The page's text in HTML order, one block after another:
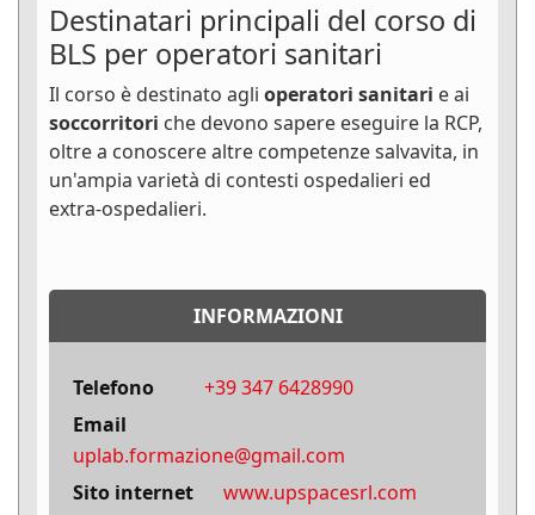
Destinatari principali del corso di
BLS per operatori sanitari
Il corso è destinato agli operatori sanitari e ai
soccorritori che devono sapere eseguire la RCP,
oltre a conoscere altre competenze salvavita, in
un'ampia varietà di contesti ospedalieri ed
extra-ospedalieri.
INFORMAZIONI
Telefono
+39 347 6428990‬
Email
uplab.formazione@gmail.com
Sito internet
www.upspacesrl.com